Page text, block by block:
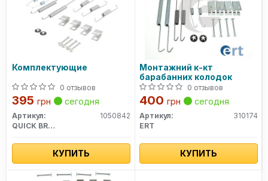
Комплектующие
0 отзывов
395 грн сегодня
Артикул:
1050842
QUICK BRAKE
КУПИТЬ
Монтажний к-кт
барабанних колодок
0 отзывов
400 грн сегодня
Артикул:
310174
ERT
КУПИТЬ